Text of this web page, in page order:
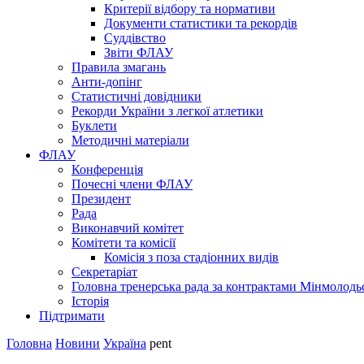
Критерії відбору та нормативи
Документи статистики та рекордів
Суддівство
Звіти ФЛАУ
Правила змагань
Анти-допінг
Статистичні довідники
Рекорди України з легкої атлетики
Буклети
Методичні матеріали
ФЛАУ
Конференція
Почесні члени ФЛАУ
Президент
Рада
Виконавчий комітет
Комітети та комісії
Комісія з поза стадіонних видів
Секретаріат
Головна тренерська рада за контрактами
Історія
Підтримати
Головна Новини Україна pent